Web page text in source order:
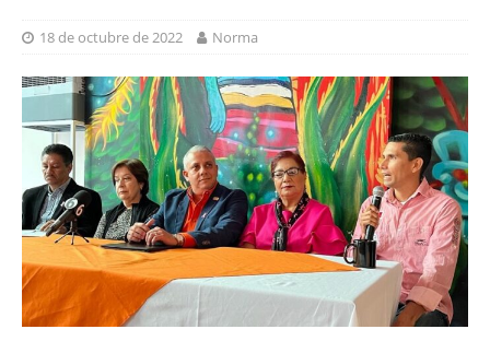
18 de octubre de 2022 Norma